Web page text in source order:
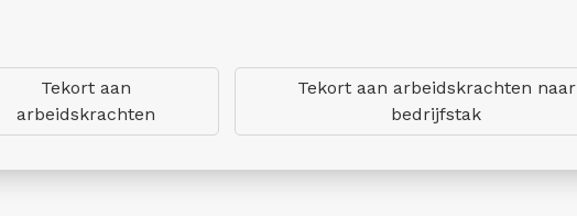
Tekort aan
arbeidskrachten
Tekort aan arbeidskrachten naar
bedrijfstak